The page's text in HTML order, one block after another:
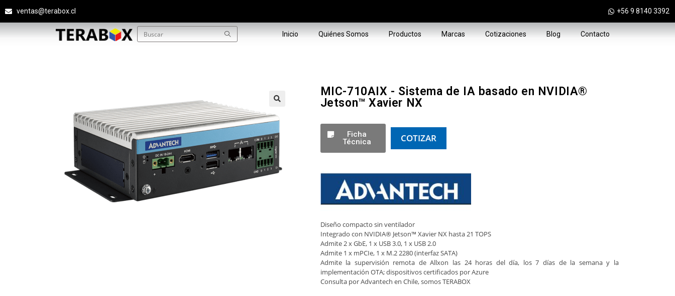
ventas@terabox.cl +56 9 8140 3392
Inicio Quiénes Somos Productos Marcas Cotizaciones Blog Contacto
🔍
MIC-710AIX - Sistema de IA basado en NVIDIA®
Jetson™ Xavier NX
Ficha
Técnica
COTIZAR
Diseño compacto sin ventilador
Integrado con NVIDIA® Jetson™ Xavier NX hasta 21 TOPS
Admite 2 x GbE, 1 x USB 3.0, 1 x USB 2.0
Admite 1 x mPCIe, 1 x M.2 2280 (interfaz SATA)
Admite la supervisión remota de Allxon las 24 horas del día, los 7 días de la semana y la
implementación OTA; dispositivos certificados por Azure
Consulta por Advantech en Chile, somos TERABOX